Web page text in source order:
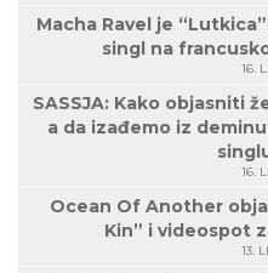
Macha Ravel je
singl na
16.
SASSJA: Kako objasniti
a da izađemo iz
16.
Ocean Of Another
Kin” i videospot
13.